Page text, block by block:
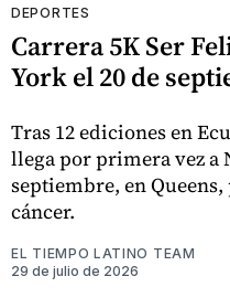
DEPORTES
Carrera 5K Ser
York el 20 de
Tras 12 ediciones en
llega por primera vez a
septiembre, en
cáncer.
EL TIEMPO LATINO TEAM
29 de julio de 2026